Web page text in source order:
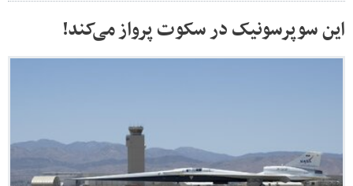
این سوپرسونیک در سکوت پرواز می‌کند!